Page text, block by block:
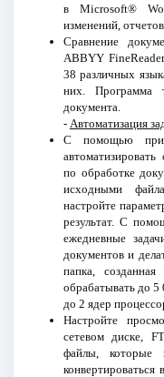
в Microsoft®
изменений,
Сравнение
ABBYY
38 различных
них. Программа
документа.
- Автоматизация
С помощью
по обработке
исходными
настройте
результат. С
ежедневные
документов и
папка,
обрабатывать до 5
до 2 ядер
Настройте
сетевом диске,
файлы, которые
конвертироваться